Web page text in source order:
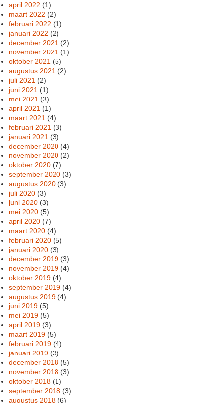
april 2022 (1)
maart 2022 (2)
februari 2022 (1)
januari 2022 (2)
december 2021 (2)
november 2021 (1)
oktober 2021 (5)
augustus 2021 (2)
juli 2021 (2)
juni 2021 (1)
mei 2021 (3)
april 2021 (1)
maart 2021 (4)
februari 2021 (3)
januari 2021 (3)
december 2020 (4)
november 2020 (2)
oktober 2020 (7)
september 2020 (3)
augustus 2020 (3)
juli 2020 (3)
juni 2020 (3)
mei 2020 (5)
april 2020 (7)
maart 2020 (4)
februari 2020 (5)
januari 2020 (3)
december 2019 (3)
november 2019 (4)
oktober 2019 (4)
september 2019 (4)
augustus 2019 (4)
juni 2019 (5)
mei 2019 (5)
april 2019 (3)
maart 2019 (5)
februari 2019 (4)
januari 2019 (3)
december 2018 (5)
november 2018 (3)
oktober 2018 (1)
september 2018 (3)
augustus 2018 (6)